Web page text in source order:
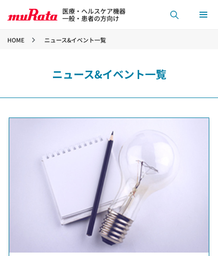
医療・ヘルスケア機器
一般・患者の方向け
HOME ニュース&イベント一覧
ニュース&イベント一覧